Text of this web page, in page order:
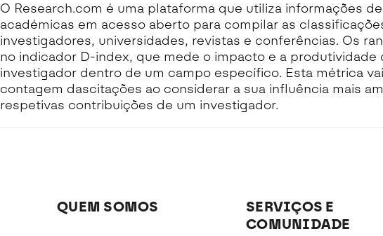
O Research.com é uma plataforma que utiliza informações
académicas em acesso aberto para compilar as
investigadores, universidades, revistas e conferências. Os
no indicador D-index, que mede o impacto e a produtividade
investigador dentro de um campo específico. Esta métrica
contagem dascitações ao considerar a sua influência mais
respetivas contribuições de um investigador.
QUEM SOMOS
SERVIÇOS E
COMUNIDADE